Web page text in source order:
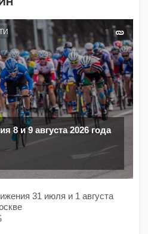
8 и 9 августа 2026 года
31 июля и 1 августа